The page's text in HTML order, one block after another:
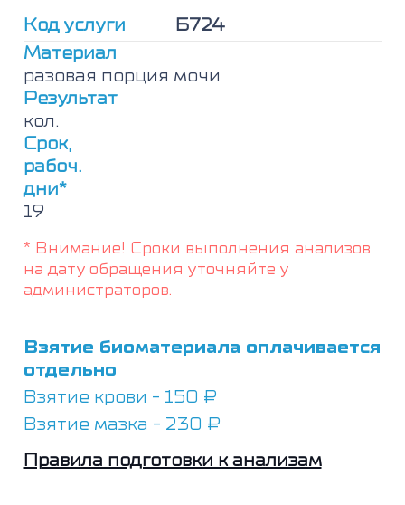
Код услуги
Б724
Материал
разовая порция мочи
Результат
кол.
Срок,
рабоч.
дни*
19
* Внимание! Сроки выполнения анализов
на дату обращения уточняйте у
администраторов.
Взятие биоматериала оплачивается
отдельно
Взятие крови - 150 ₽
Взятие мазка - 230 ₽
Правила подготовки к анализам
разовой
моче
(иммунофиксация)